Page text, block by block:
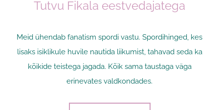
Tutvu Fikala eestvedajatega
Meid ühendab fanatism spordi vastu. Spordihinged, kes
lisaks isiklikule huvile nautida liikumist, tahavad seda ka
kõikide teistega jagada. Kõik sama taustaga väga
erinevates valdkondades.